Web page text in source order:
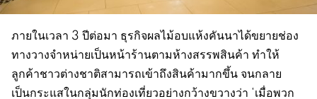
ภายในเวลา 3 ปีต่อมา ธุรกิจผลไม้อบแห้งคันนาได้ขยายช่อง
ทางวางจำหน่ายเป็นหน้าร้านตามห้างสรรพสินค้า ทำให้
ลูกค้าชาวต่างชาติสามารถเข้าถึงสินค้ามากขึ้น จนกลาย
เป็นกระแสในกลุ่มนักท่องเที่ยวอย่างกว้างขวางว่า ‘เมื่อพวก